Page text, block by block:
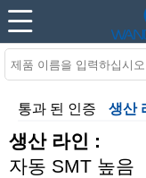
통과 된 인증 생산
생산 라인 :
자동 SMT 높음